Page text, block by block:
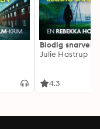
Blodig snarvei
Julie Hastrup
4.3